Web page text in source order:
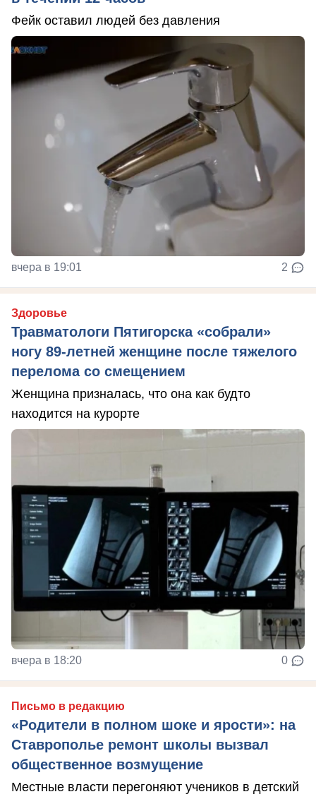
Фейк оставил людей без давления
вчера в 19:01 2
Здоровье
Травматологи Пятигорска «собрали»
ногу 89-летней женщине после тяжелого
перелома со смещением
Женщина призналась, что она как будто
находится на курорте
вчера в 18:20 0
Письмо в редакцию
«Родители в полном шоке и ярости»: на
Ставрополье ремонт школы вызвал
общественное возмущение
Местные власти перегоняют учеников в детский